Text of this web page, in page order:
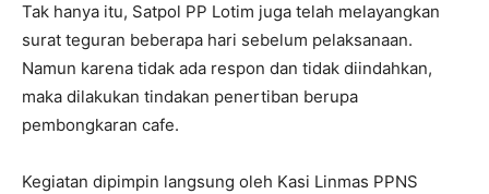
Tak hanya itu, Satpol PP Lotim juga telah melayangkan
surat teguran beberapa hari sebelum pelaksanaan.
Namun karena tidak ada respon dan tidak diindahkan,
maka dilakukan tindakan penertiban berupa
pembongkaran cafe.
Kegiatan dipimpin langsung oleh Kasi Linmas PPNS